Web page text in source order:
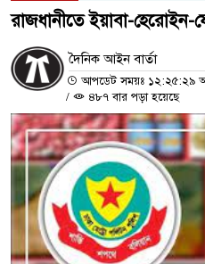
রাজধানীতে ইয়াবা-
দৈনিক আইন বার্তা
আপডেট সময়ঃ ১২:২৫:২৯
/
৪৮৭ বার পড়া হয়েছে